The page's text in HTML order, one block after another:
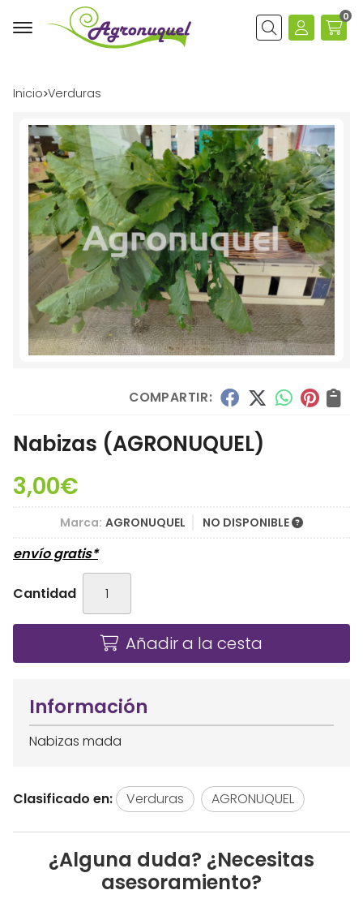
Buscar
0
Inicio verduras
COMPARTIR:
Nabizas (AGRONUQUEL)
3,00€
Marca: AGRONUQUEL NO DISPONIBLE
envío gratis*
Cantidad
Añadir a la cesta
Información
Nabizas mada
Clasificado en: Verduras AGRONUQUEL
¿Alguna duda? ¿Necesitas
asesoramiento?